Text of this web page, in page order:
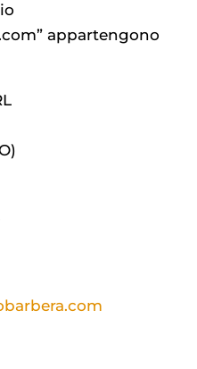
appartengono